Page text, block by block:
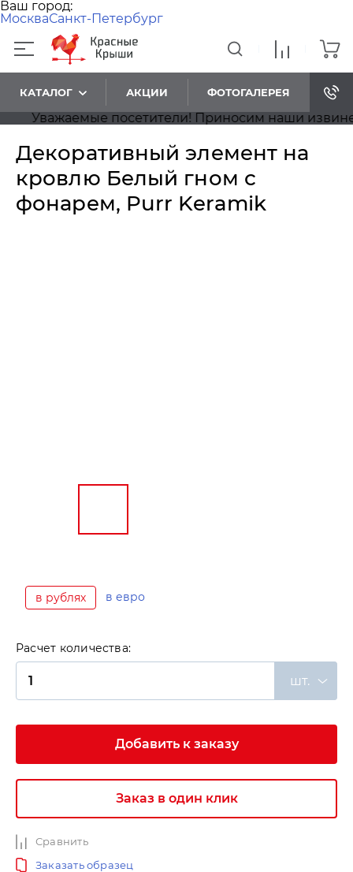
Ваш город:
МоскваСанкт-Петербург
КАТАЛОГ АКЦИИ ФОТОГАЛЕРЕЯ
Уважаемые посетители! Приносим наши
Декоративный элемент на
кровлю Белый гном с
фонарем, Purr Keramik
в рублях в евро
Расчет количества:
шт.
Добавить к заказу
Заказ в один клик
Сравнить
Заказать образец